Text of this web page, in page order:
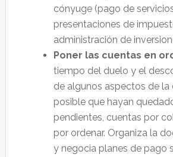
cónyuge (pago de
presentaciones de
administración de
Poner las cuentas en
tiempo del duelo y el
de algunos aspectos de la
posible que hayan
pendientes, cuentas por
por ordenar. Organiza la
y negocia planes de pago